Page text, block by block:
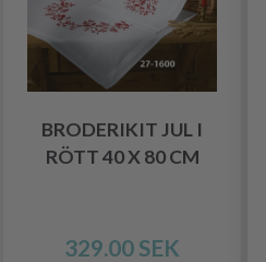
BRODERIKIT JUL I
RÖTT 40 X 80 CM
329.00 SEK